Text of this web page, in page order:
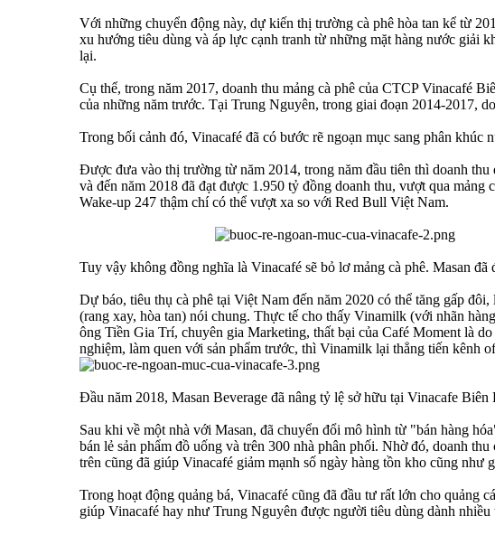
Với những chuyển động này, dự kiến thị trường cà phê hòa tan kể từ
xu hướng tiêu dùng và áp lực cạnh tranh từ những mặt hàng nước giải
lại.
Cụ thể, trong năm 2017, doanh thu mảng cà phê của CTCP Vinacafé
của những năm trước. Tại Trung Nguyên, trong giai đoạn 2014-2017,
Trong bối cảnh đó, Vinacafé đã có bước rẽ ngoạn mục sang phân
Được đưa vào thị trường từ năm 2014, trong năm đầu tiên thì doanh
và đến năm 2018 đã đạt được 1.950 tỷ đồng doanh thu, vượt qua
Wake-up 247 thậm chí có thể vượt xa so với Red Bull Việt Nam.
Tuy vậy không đồng nghĩa là Vinacafé sẽ bỏ lơ mảng cà phê. Masan
Dự báo, tiêu thụ cà phê tại Việt Nam đến năm 2020 có thể tăng gấp
(rang xay, hòa tan) nói chung. Thực tế cho thấy Vinamilk (với nhãn
ông Tiền Gia Trí, chuyên gia Marketing, thất bại của Café Moment là
nghiệm, làm quen với sản phẩm trước, thì Vinamilk lại thẳng tiến kênh
Đầu năm 2018, Masan Beverage đã nâng tỷ lệ sở hữu tại Vinacafe
Sau khi về một nhà với Masan, đã chuyển đổi mô hình từ "bán hàng
bán lẻ sản phẩm đồ uống và trên 300 nhà phân phối. Nhờ đó, doanh
trên cũng đã giúp Vinacafé giảm mạnh số ngày hàng tồn kho cũng như
Trong hoạt động quảng bá, Vinacafé cũng đã đầu tư rất lớn cho
giúp Vinacafé hay như Trung Nguyên được người tiêu dùng dành nhiều